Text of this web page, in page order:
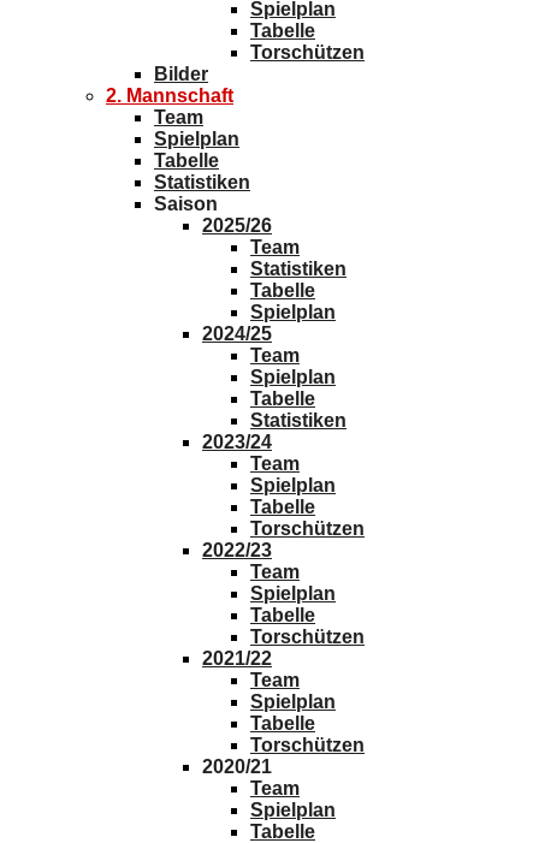
Spielplan
Tabelle
Torschützen
Bilder
2. Mannschaft
Team
Spielplan
Tabelle
Statistiken
Saison
2025/26
Team
Statistiken
Tabelle
Spielplan
2024/25
Team
Spielplan
Tabelle
Statistiken
2023/24
Team
Spielplan
Tabelle
Torschützen
2022/23
Team
Spielplan
Tabelle
Torschützen
2021/22
Team
Spielplan
Tabelle
Torschützen
2020/21
Team
Spielplan
Tabelle